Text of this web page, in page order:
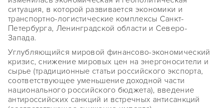
ситуация, в которой развивается экономики и
транспортно-логистические комплексы Санкт-
Петербурга, Ленинградской области и Северо-
Запада.
Углубляющийся мировой финансово-экономический
кризис, снижение мировых цен на энергоносители и
сырье (традиционные статьи российского экспорта,
соответствующее уменьшение доходной части
национального российского бюджета), введение
антироссийских санкций и встречных антисанкций